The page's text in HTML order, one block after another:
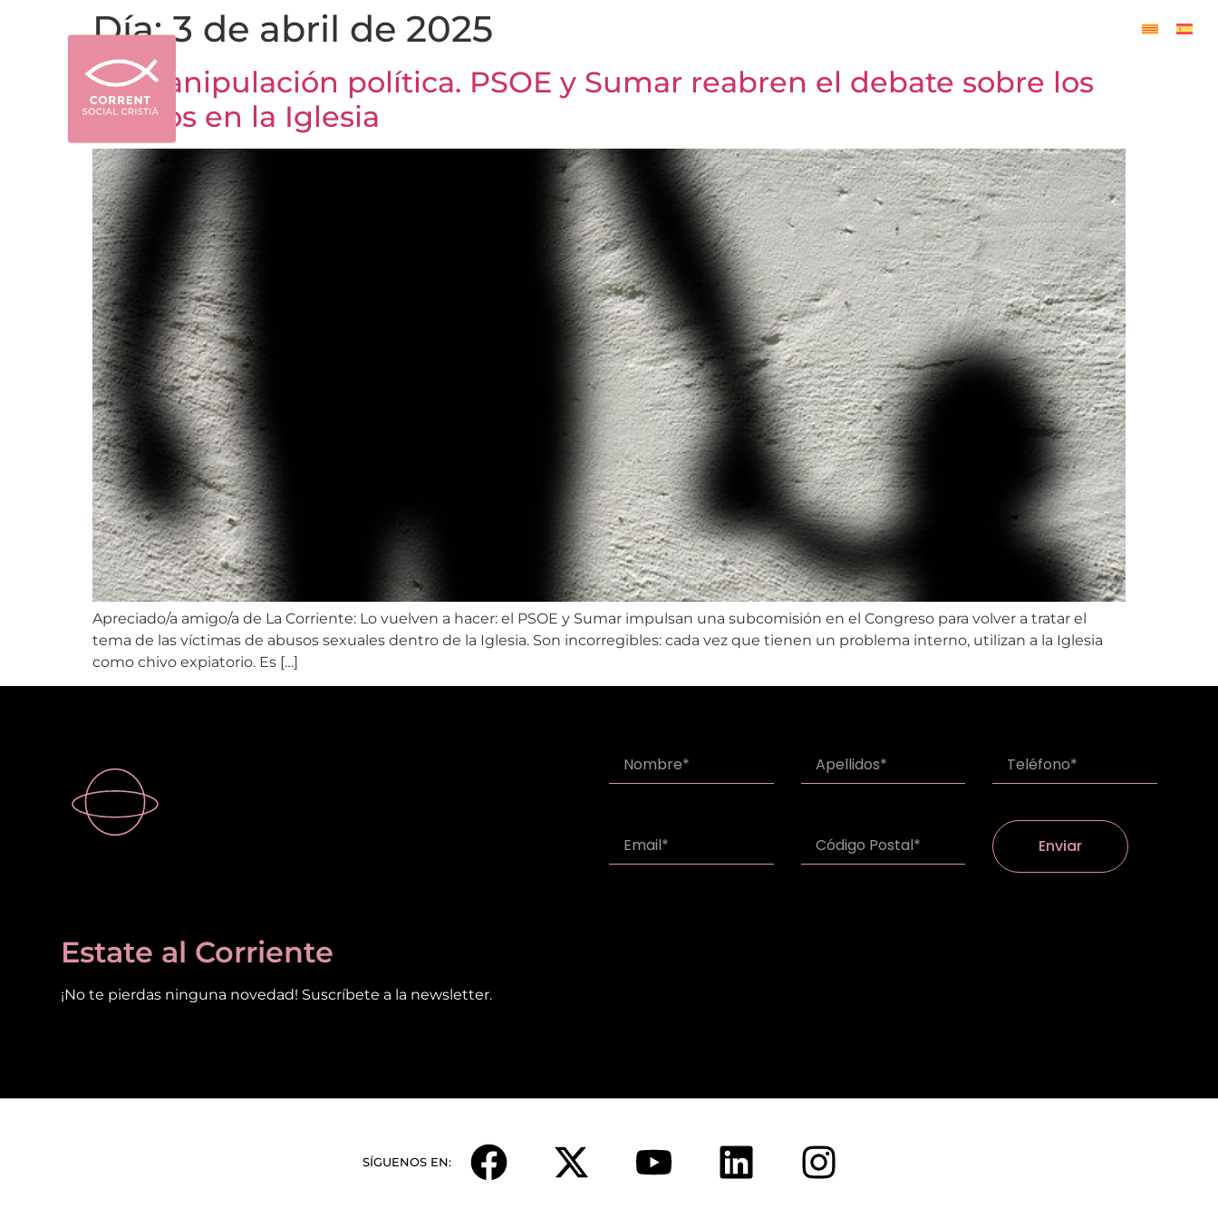
Día:3 de abril de 2025
La manipulación política. PSOE y Sumar reabren el debate sobre los
abusos en la Iglesia
Apreciado/a amigo/a de La Corriente: Lo vuelven a hacer: el PSOE y Sumar impulsan una subcomisión en el Congreso para volver a tratar el
tema de las víctimas de abusos sexuales dentro de la Iglesia. Son incorregibles: cada vez que tienen un problema interno, utilizan a la Iglesia
como chivo expiatorio. Es […]
Estate al Corriente
¡No te pierdas ninguna novedad! Suscríbete a la newsletter.
Enviar
SÍGUENOS EN: